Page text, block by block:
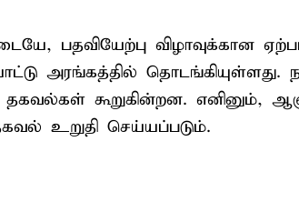
பதவியேற்பு விழாவுக்கான
அரங்கத்தில் தொடங்கியுள்ளது.
கூறுகின்றன. எனினும்,
உறுதி செய்யப்படும்.